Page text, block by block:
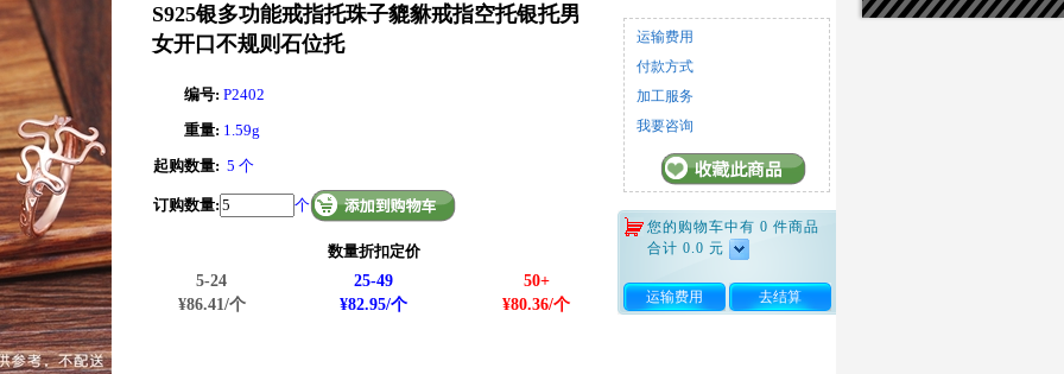
S925银多功能戒指托珠子貔貅戒指空托银托男
女开口不规则石位托
编号: P2402
重量: 1.59g
起购数量: 5 个
订购数量: 个
数量折扣定价
5-24
25-49
50+
¥86.41/个
¥82.95/个 ¥80.36/个
运输费用
付款方式
加工服务
我要咨询
您的购物车中有 0 件商品
合计 0.0 元
运输费用 去结算